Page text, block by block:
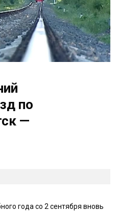
по
—
года со 2 сентября вновь